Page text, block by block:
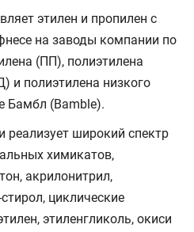
этилен и пропилен с
на заводы компании по
(ПП), полиэтилена
и полиэтилена низкого
Бамбл (Bamble).
реализует широкий спектр
химикатов,
акрилонитрил,
циклические
этиленгликоль, окиси